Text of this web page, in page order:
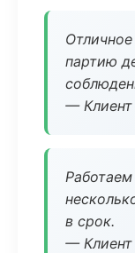
партию
— Клиент
в срок.
— Клиент